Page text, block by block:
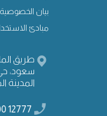
بيان الخصوصية
مبادئ
طريق
سعود، حي
المدينة
12777 9200